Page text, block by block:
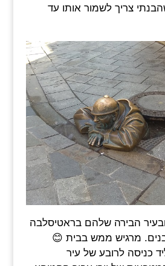
צריך לשמור אותו עד
הבירה שלהם בראטיסלבה
מרגיש ממש בבית 😊
כניסה לרובע של עיר